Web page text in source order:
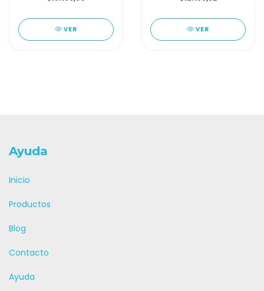
VER VER
Ayuda
Inicio
Productos
Blog
Contacto
Ayuda